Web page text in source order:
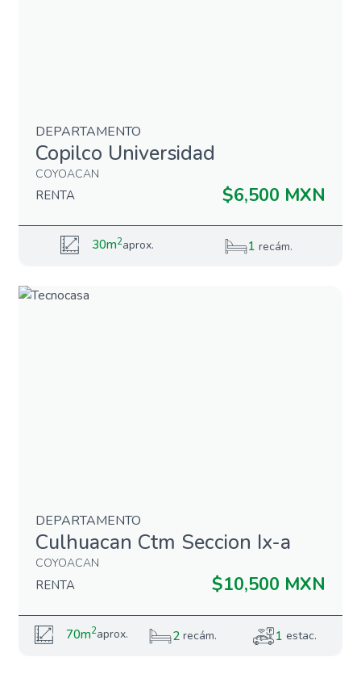
DEPARTAMENTO
Copilco Universidad
COYOACAN
RENTA $6,500 MXN
30m2aprox. 1recám.
DEPARTAMENTO
Culhuacan Ctm Seccion Ix-a
COYOACAN
RENTA $10,500 MXN
70m2aprox. 2 recám. 1 estac.